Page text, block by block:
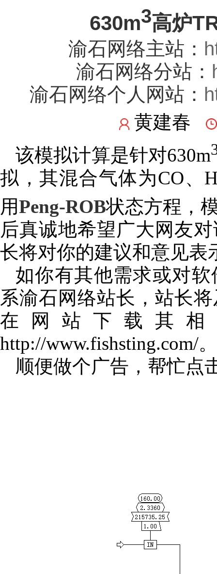
630m3高炉
渝石网络主站：
渝石网络分站：
渝石网络个人网站：
黄建春
该模拟计算是针对630m
拟，其混合气体为CO、
用Peng-ROB状态方程，
后真诚地希望广大网友
长将对你的建议和意见表
如你有其他需求或对
系渝石网络站长，站长
在网站下载其
http://www.fishsting.com/。
顺便做个广告，帮忙点